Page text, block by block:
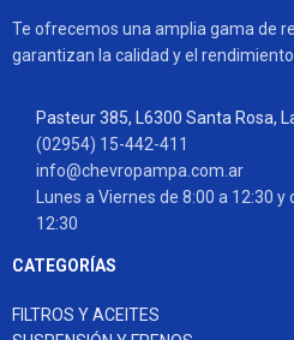
Te ofrecemos una amplia gama de
garantizan la calidad y el
Pasteur 385, L6300 Santa Rosa,
(02954) 15-442-411
info@chevropampa.com.ar
Lunes a Viernes de 8:00 a 12:30
12:30
CATEGORÍAS
FILTROS Y ACEITES